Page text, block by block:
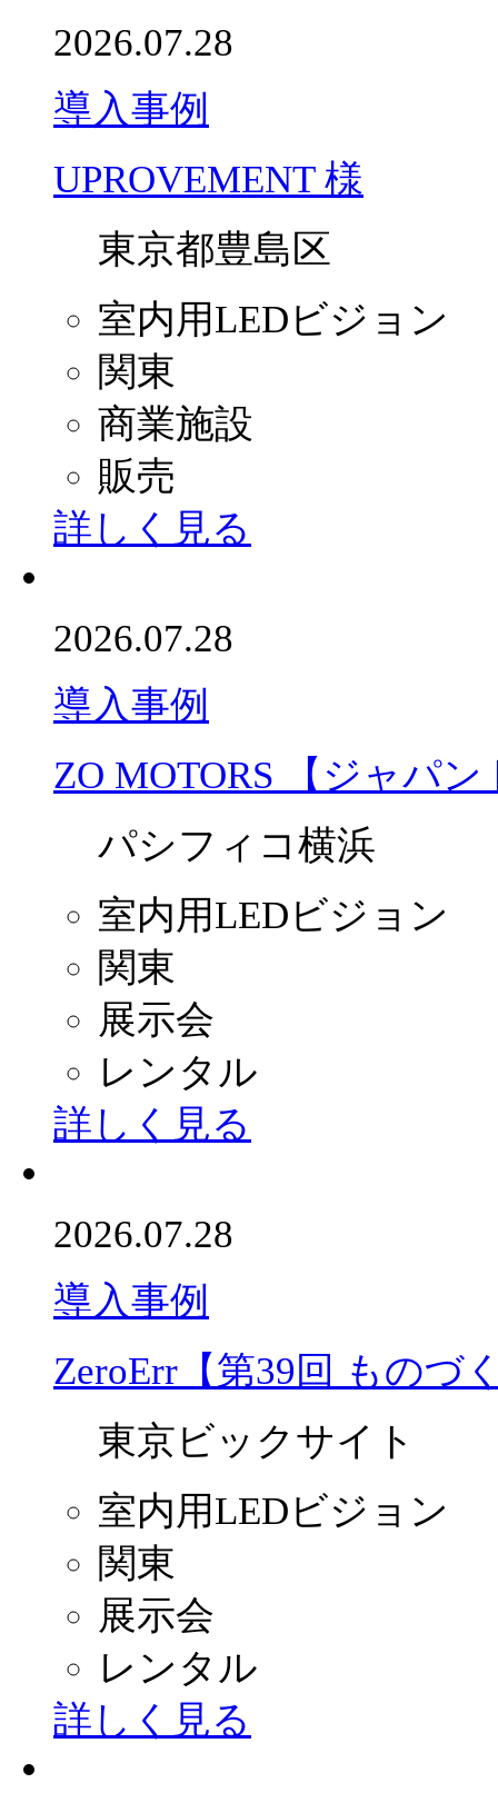
2026.07.28
導入事例
UPROVEMENT 様
東京都豊島区
室内用LEDビジョン
関東
商業施設
販売
詳しく見る
2026.07.28
導入事例
ZO MOTORS 【ジャパ
パシフィコ横浜
室内用LEDビジョン
関東
展示会
レンタル
詳しく見る
2026.07.28
導入事例
ZeroErr【第39回 ものづ
東京ビックサイト
室内用LEDビジョン
関東
展示会
レンタル
詳しく見る